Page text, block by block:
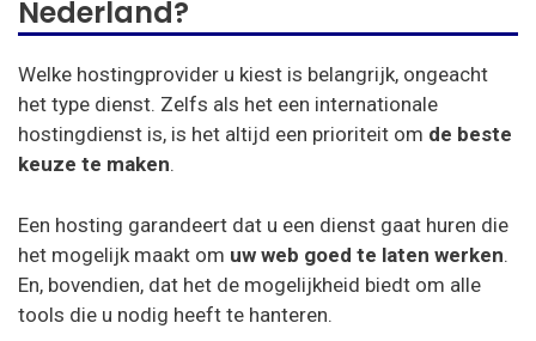
One-Com
Ovh
Site5
Siteground
Westhost
TSOhost
Nederland?
Welke hostingprovider u kiest is belangrijk, ongeacht
het type dienst. Zelfs als het een internationale
hostingdienst is, is het altijd een prioriteit om de beste
keuze te maken.
Een hosting garandeert dat u een dienst gaat huren die
het mogelijk maakt om uw web goed te laten werken.
En, bovendien, dat het de mogelijkheid biedt om alle
tools die u nodig heeft te hanteren.